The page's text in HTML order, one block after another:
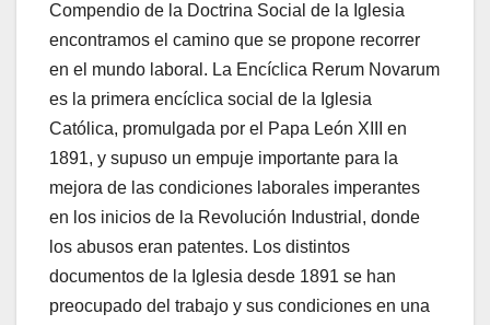
Compendio de la Doctrina Social de la Iglesia
encontramos el camino que se propone recorrer
en el mundo laboral. La Encíclica Rerum Novarum
es la primera encíclica social de la Iglesia
Católica, promulgada por el Papa León XIII en
1891, y supuso un empuje importante para la
mejora de las condiciones laborales imperantes
en los inicios de la Revolución Industrial, donde
los abusos eran patentes. Los distintos
documentos de la Iglesia desde 1891 se han
preocupado del trabajo y sus condiciones en una